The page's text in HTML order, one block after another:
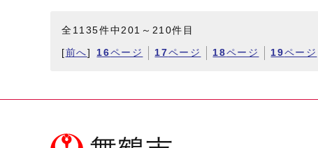
全1135件中201～210件目
[前へ] 16ページ 17ページ 18ページ 19ページ